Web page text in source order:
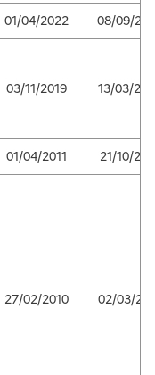
01/04/2022 08/09/
03/11/2019 13/03/
01/04/2011 21/10/
27/02/2010 02/03/